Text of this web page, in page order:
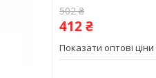
502 ₴
412 ₴
Показати оптові ціни